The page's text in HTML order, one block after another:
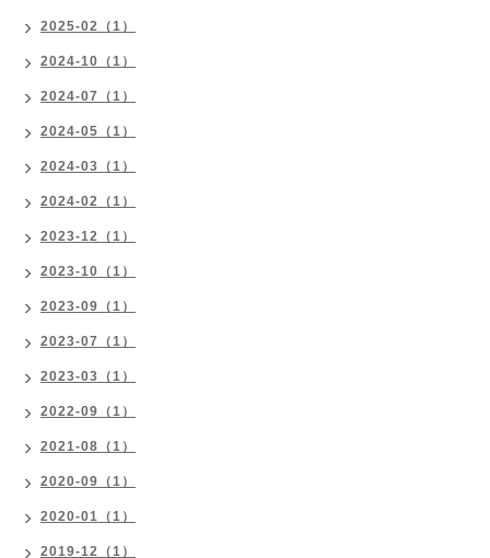
2025-02（1）
2024-10（1）
2024-07（1）
2024-05（1）
2024-03（1）
2024-02（1）
2023-12（1）
2023-10（1）
2023-09（1）
2023-07（1）
2023-03（1）
2022-09（1）
2021-08（1）
2020-09（1）
2020-01（1）
2019-12（1）